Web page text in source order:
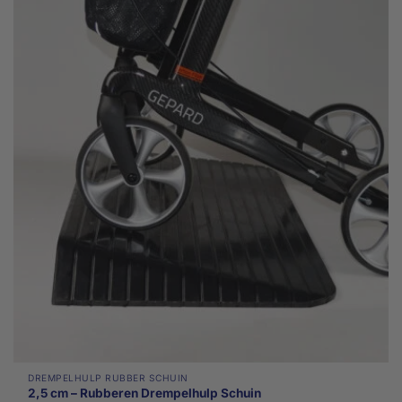
DREMPELHULP RUBBER SCHUIN
2,5 cm – Rubberen Drempelhulp Schuin